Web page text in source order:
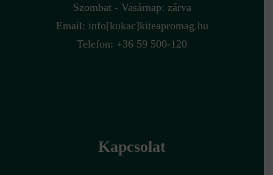
Szombat - Vasárnap: zárva
Email: info[kukac]kiteapromag.hu
Telefon: +36 59 500-120
Kapcsolat